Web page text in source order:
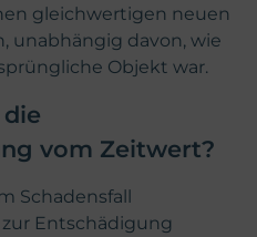
gleichwertigen neuen
unabhängig davon, wie
Objekt war.
vom Zeitwert?
Schadensfall
Entschädigung